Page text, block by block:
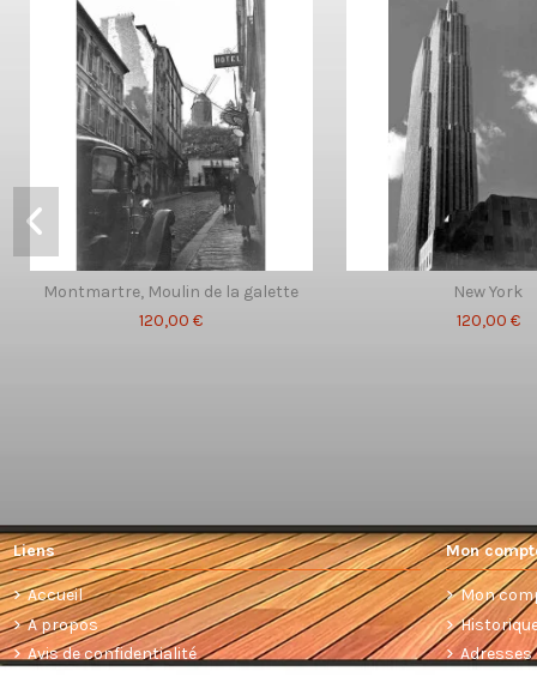
Montmartre, Moulin de la galette
120,00 €
New York
120,00 €
Liens
Accueil
A propos
Avis de confidentialité
Mon
Mon
Adresses